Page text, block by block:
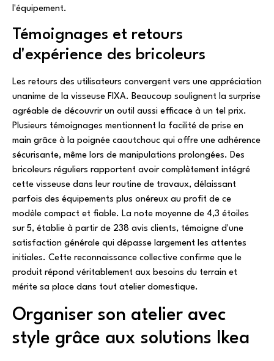
l'équipement.
Témoignages et retours
d'expérience des bricoleurs
Les retours des utilisateurs convergent vers une appréciation
unanime de la visseuse FIXA. Beaucoup soulignent la surprise
agréable de découvrir un outil aussi efficace à un tel prix.
Plusieurs témoignages mentionnent la facilité de prise en
main grâce à la poignée caoutchouc qui offre une adhérence
sécurisante, même lors de manipulations prolongées. Des
bricoleurs réguliers rapportent avoir complètement intégré
cette visseuse dans leur routine de travaux, délaissant
parfois des équipements plus onéreux au profit de ce
modèle compact et fiable. La note moyenne de 4,3 étoiles
sur 5, établie à partir de 238 avis clients, témoigne d'une
satisfaction générale qui dépasse largement les attentes
initiales. Cette reconnaissance collective confirme que le
produit répond véritablement aux besoins du terrain et
mérite sa place dans tout atelier domestique.
Organiser son atelier avec
style grâce aux solutions Ikea